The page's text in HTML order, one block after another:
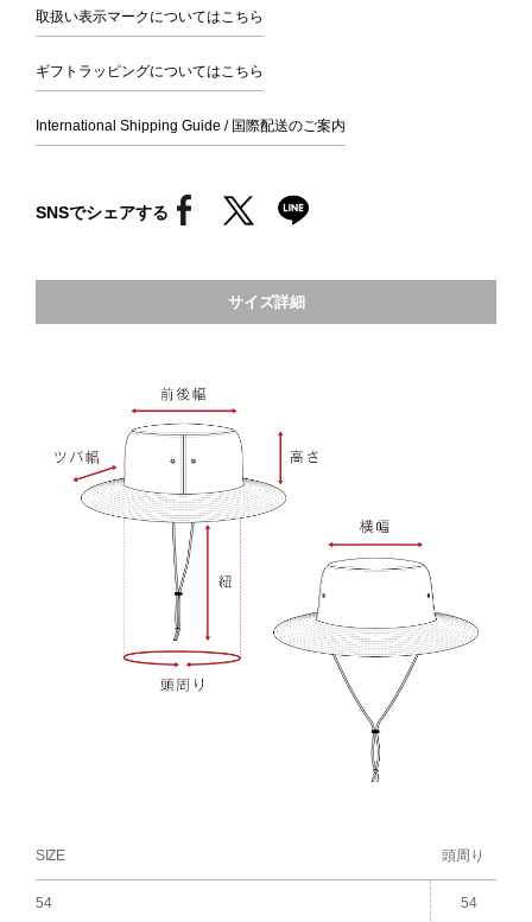
取扱い表示マークについてはこちら
ギフトラッピングについてはこちら
International Shipping Guide / 国際配送のご案内
SNSでシェアする
サイズ詳細
SIZE 頭周り
54 54